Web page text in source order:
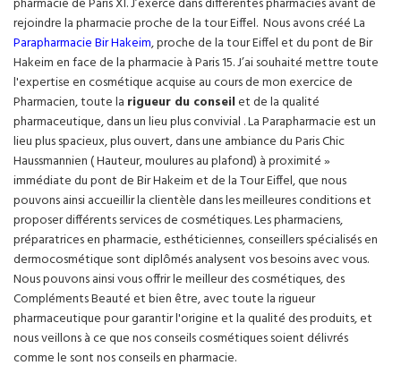
rejoindre la pharmacie proche de la tour Eiffel. Nous avons créé La
Parapharmacie Bir Hakeim, proche de la tourEiffelet du pont de Bir
Hakeim en face de la pharmacie à Paris 15. J’ai souhaité mettre toute
l'expertise en cosmétique acquise au cours de mon exercice de
Pharmacien, toute la rigueur du conseilet de la qualité
pharmaceutique, dans un lieu plus convivial . La Parapharmacie est un
lieu plus spacieux, plus ouvert, dans une ambiance du Paris Chic
Haussmannien ( Hauteur, moulures au plafond) à proximité »
immédiate du pont de Bir Hakeim et de la Tour Eiffel, que nous
pouvons ainsi accueillir la clientèle dans les meilleures conditions et
proposer différents services de cosmétiques. Les pharmaciens,
préparatrices en pharmacie, esthéticiennes, conseillers spécialisés en
dermocosmétique sont diplômés analysent vos besoins avec vous.
Nous pouvons ainsi vous offrir le meilleur des cosmétiques, des
Compléments Beauté et bien être, avec toute la rigueur
pharmaceutique pour garantir l'origine et la qualité des produits, et
nous veillons à ce que nos conseils cosmétiques soient délivrés
comme le sont nos conseils en pharmacie.